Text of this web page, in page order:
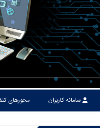
سامانه کاربران محورهای